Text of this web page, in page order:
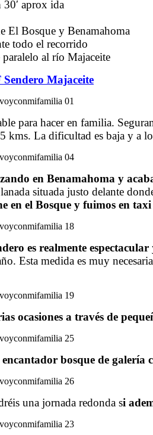
aprox ida
El Bosque y Benamahoma
todo el recorrido
al río Majaceite
Sendero Majaceite
para hacer en familia.
kms. La dificultad es baja y a
en Benamahoma y
situada justo delante
en el Bosque y fuimos en
es realmente espectacular
Esta medida es muy
ocasiones a través de
bosque de galería
una jornada redonda si